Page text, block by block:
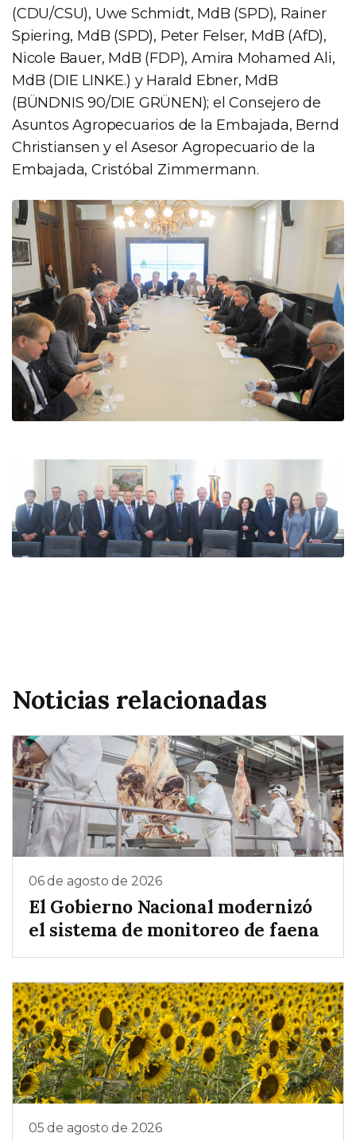
(CDU/CSU), Uwe Schmidt, MdB (SPD), Rainer
Spiering, MdB (SPD), Peter Felser, MdB (AfD),
Nicole Bauer, MdB (FDP), Amira Mohamed Ali,
MdB (DIE LINKE.) y Harald Ebner, MdB
(BÜNDNIS 90/DIE GRÜNEN); el Consejero de
Asuntos Agropecuarios de la Embajada, Bernd
Christiansen y el Asesor Agropecuario de la
Embajada, Cristóbal Zimmermann.
Noticias relacionadas
06 de agosto de 2026
El Gobierno Nacional modernizó
el sistema de monitoreo de faena
05 de agosto de 2026